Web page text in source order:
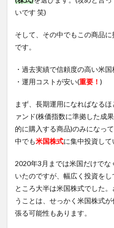
いです 笑)
そして、その中でもこの商品
です。
・過去実績で信頼度の高い米
・運用コストが安い(重要！ )
まず、長期運用になればなる
ァンド(株価指数に準拠した成
的に購入する商品)のみになっ
中でも米国株式に集中投資して
2020年3月までは米国だけで
いたのですが、幅広く投資を
ところ大半は米国株式でした
うことは、せっかく米国株式
張る可能性もあります。